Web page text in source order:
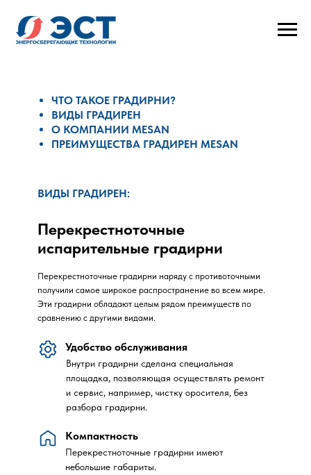
ПРЕИМУЩЕСТВА ГРАДИРЕН MESAN
О КОМПАНИИ MESAN
ВИДЫ ГРАДИРЕН
ЧТО ТАКОЕ ГРАДИРНИ?
ВИДЫ ГРАДИРЕН:
ЗАКРЫТЫЕ
ПРОТИВОТОЧНЫЕ
ПРОМЫШЛЕННЫЕ
Удобство обслуживания
Внутри градирни сделана специальная
площадка, позволяющая осуществлять ремонт
и сервис, например, чистку оросителя, без
разбора градирни.
Перекрестноточные градирни имеют
небольшие габариты.
Компактность
Перекрестноточные
испарительные градирни
Перекрестноточные градирни наряду с противоточными
получили самое широкое распространение во всем мире.
Эти градирни обладают целым рядом преимуществ по
сравнению с другими видами.